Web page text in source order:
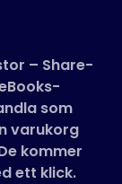
– Share-
som
varukorg
kommer
ett klick.